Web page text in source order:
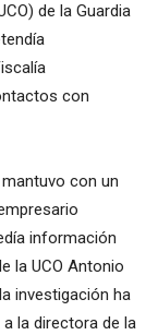
de la Guardia
con
con un
información
la UCO Antonio
investigación ha
la directora de la